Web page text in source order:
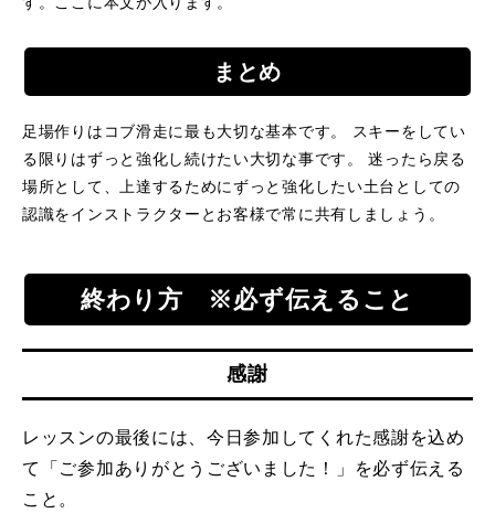
まとめ
足場作りはコブ滑走に最も大切な基本です。 スキーをしてい
る限りはずっと強化し続けたい大切な事です。 迷ったら戻る
場所として、上達するためにずっと強化したい土台としての
認識をインストラクターとお客様で常に共有しましょう。
終わり方 ※必ず伝えること
感謝
レッスンの最後には、今日参加してくれた感謝を込め
て「ご参加ありがとうございました！」を必ず伝える
こと。